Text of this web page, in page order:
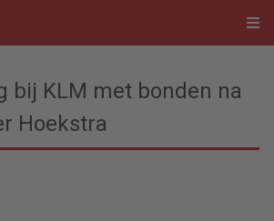
bij KLM met bonden na
Hoekstra